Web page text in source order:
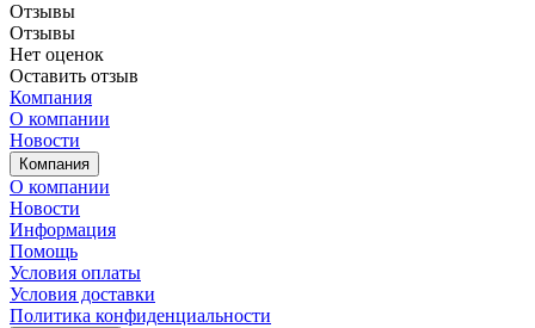
Отзывы
Отзывы
Нет оценок
Оставить отзыв
Компания
О компании
Новости
Компания
О компании
Новости
Информация
Помощь
Условия оплаты
Условия доставки
Политика конфиденциальности